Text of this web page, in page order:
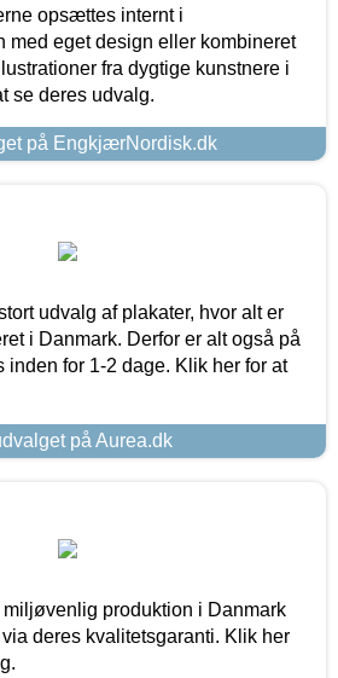
opsættes internt i
med eget design eller kombineret
fra dygtige kunstnere i
se deres udvalg.
på EngkjærNordisk.dk
udvalg af plakater, hvor alt er
i Danmark. Derfor er alt også på
inden for 1-2 dage. Klik her for at
på Aurea.dk
miljøvenlig produktion i Danmark
deres kvalitetsgaranti. Klik her